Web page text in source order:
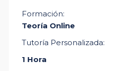
Formación:
Teoría Online
Tutoría Personalizada:
1 Hora